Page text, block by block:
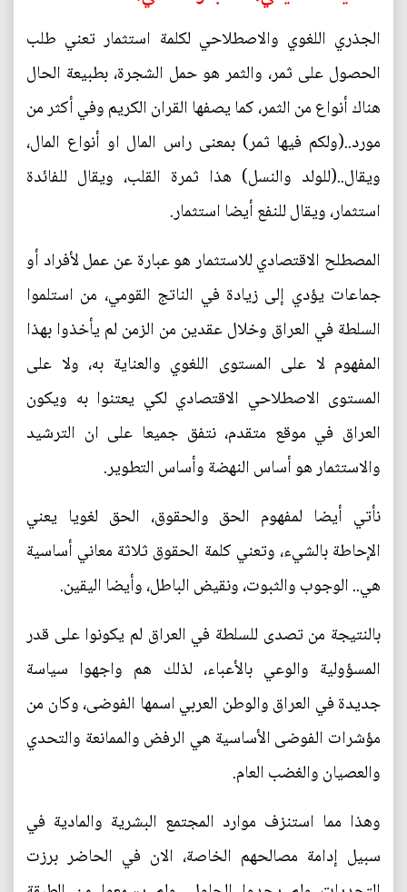
الجذري اللغوي والاصطلاحي لكلمة استثمار تعني طلب
الحصول على ثمر، والثمر هو حمل الشجرة، بطبيعة الحال
هناك أنواع من الثمر، كما يصفها القران الكريم وفي أكثر من
مورد..(ولكم فيها ثمر) بمعنى راس المال او أنواع المال،
ويقال..(للولد والنسل) هذا ثمرة القلب، ويقال للفائدة
استثمار، ويقال للنفع أيضا استثمار.
المصطلح الاقتصادي للاستثمار هو عبارة عن عمل لأفراد أو
جماعات يؤدي إلى زيادة في الناتج القومي، من استلموا
السلطة في العراق وخلال عقدين من الزمن لم يأخذوا بهذا
المفهوم لا على المستوى اللغوي والعناية به، ولا على
المستوى الاصطلاحي الاقتصادي لكي يعتنوا به ويكون
العراق في موقع متقدم، نتفق جميعا على ان الترشيد
والاستثمار هو أساس النهضة وأساس التطوير.
نأتي أيضا لمفهوم الحق والحقوق، الحق لغويا يعني
الإحاطة بالشيء، وتعني كلمة الحقوق ثلاثة معاني أساسية
هي.. الوجوب والثبوت، ونقيض الباطل، وأيضا اليقين.
بالنتيجة من تصدى للسلطة في العراق لم يكونوا على قدر
المسؤولية والوعي بالأعباء، لذلك هم واجهوا سياسة
جديدة في العراق والوطن العربي اسمها الفوضى، وكان من
مؤشرات الفوضى الأساسية هي الرفض والممانعة والتحدي
والعصيان والغضب العام.
وهذا مما استنزف موارد المجتمع البشرية والمادية في
سبيل إدامة مصالحهم الخاصة، الان في الحاضر برزت